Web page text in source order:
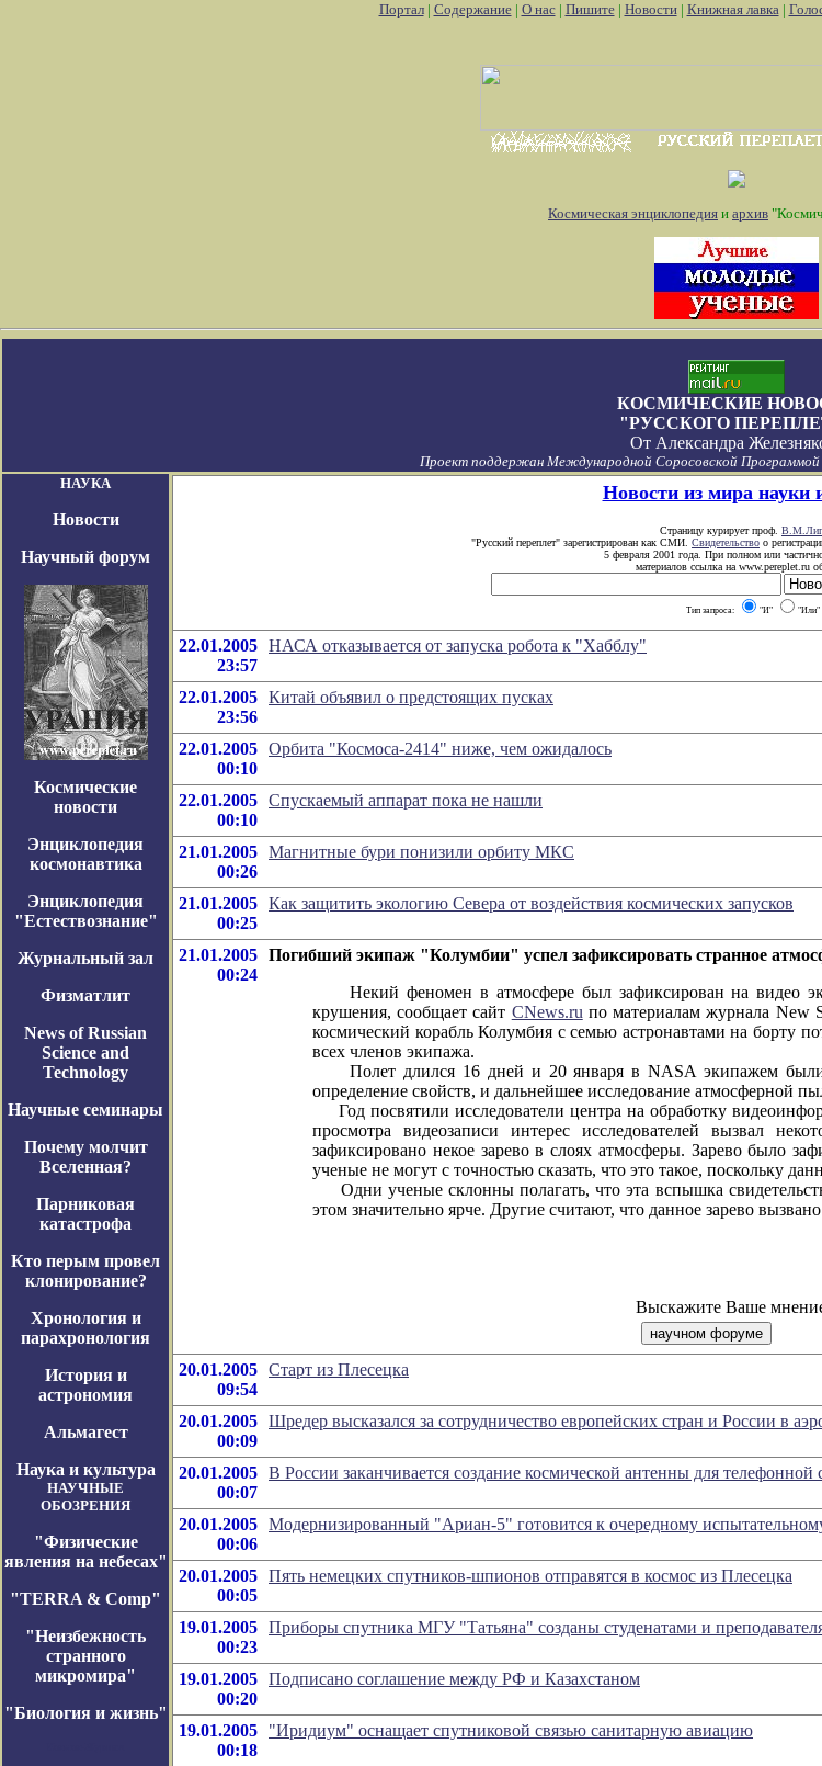
Портал| Содержание| О нас| Пишите| Новости| Книжная лавка|
Космическая энциклопедия и архив
КОСМИЧЕСКИЕ
"РУССКОГО
От Александра
Проект поддержан Международной Соросовской Программой
НАУКА
Новости
Научный форум
Космические
новости
Энциклопедия
космонавтика
Энциклопедия
"Естествознание"
Журнальный зал
Физматлит
News of Russian
Science and
Technology
Научные семинары
Почему молчит
Вселенная?
Парниковая
катастрофа
Кто перым провел
клонирование?
Хронология и
парахронология
История и
астрономия
Альмагест
Наука и культура
НАУЧНЫЕ
ОБОЗРЕНИЯ
"Физические
явления на небесах"
"TERRA & Comp"
"Неизбежность
странного
микромира"
"Биология и жизнь"
Новости из мира науки
Страницу курирует проф.
"Русский переплет" зарегистрирован как СМИ. Свидетельство о
5 февраля 2001 года. При полном или
материалов ссылка на www.pereplet.ru
Тип запроса: "И" "Или"
22.01.2005
23:57
НАСА отказывается от запуска робота к "Хабблу"
22.01.2005
23:56
Китай объявил о предстоящих пусках
22.01.2005
00:10
Орбита "Космоса-2414" ниже, чем ожидалось
22.01.2005
00:10
Спускаемый аппарат пока не нашли
21.01.2005
00:26
Магнитные бури понизили орбиту МКС
21.01.2005
00:25
Как защитить экологию Севера от воздействия космических запусков
21.01.2005
00:24
Погибший экипаж "Колумбии" успел зафиксировать странное
Некий феномен в атмосфере был зафиксирован на видео
крушения, сообщает сайт CNews.ru по материалам журнала New
космический корабль Колумбия с семью астронавтами на борту
всех членов экипажа.
Полет длился 16 дней и 20 января в NASA экипажем были
определение свойств, и дальнейшее исследование атмосферной
Год посвятили исследователи центра на обработку
просмотра видеозаписи интерес исследователей вызвал
зафиксировано некое зарево в слоях атмосферы. Зарево было
ученые не могут с точностью сказать, что это такое, поскольку
Одни ученые склонны полагать, что эта вспышка
этом значительно ярче. Другие считают, что данное зарево
Выскажите Ваше
20.01.2005
09:54
Старт из Плесецка
20.01.2005
00:09
Шредер высказался за сотрудничество европейских стран и России в
20.01.2005
00:07
В России заканчивается создание космической антенны для телефонной
20.01.2005
00:06
Модернизированный "Ариан-5" готовится к очередному
20.01.2005
00:05
Пять немецких спутников-шпионов отправятся в космос из Плесецка
19.01.2005
00:23
Приборы спутника МГУ "Татьяна" созданы студенатами и
19.01.2005
00:20
Подписано соглашение между РФ и Казахстаном
19.01.2005
00:18
"Иридиум" оснащает спутниковой связью санитарную авиацию